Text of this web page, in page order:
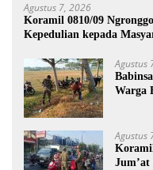
Agustus 7, 2026
Koramil 0810/09
Kepedulian kepada
Agustus
Warga
Agustus
Jum’at